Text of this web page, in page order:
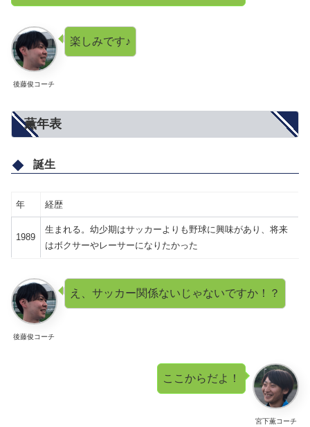
後藤俊コーチ
楽しみです♪
薫年表
誕生
年 経歴
1989
生まれる。幼少期はサッカーよりも野球に興味があり、将来
はボクサーやレーサーになりたかった
後藤俊コーチ
え、サッカー関係ないじゃないですか！？
宮下薫コーチ
ここからだよ！